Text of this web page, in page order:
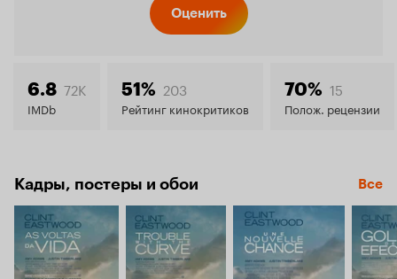
7.1
Оценить
6.8 72K
IMDb
51% 203
Рейтинг кинокритиков
70% 15
Полож. рецензии
Кадры, постеры и обои Все